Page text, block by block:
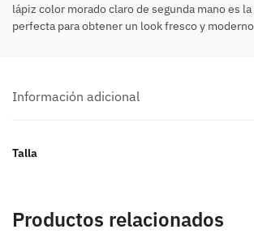
lápiz color morado claro de segunda mano es
perfecta para obtener un look fresco y
Información adicional
Talla
Productos relacionados